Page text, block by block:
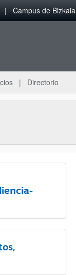
Campus de Bizkaia
Directorio